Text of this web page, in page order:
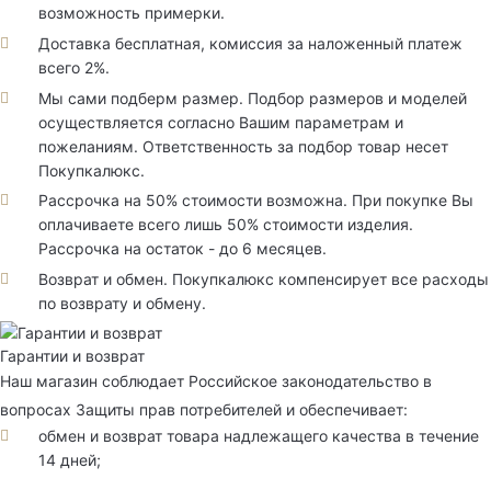
возможность примерки.
Доставка бесплатная, комиссия за наложенный платеж
всего 2%.
Мы сами подберм размер. Подбор размеров и моделей
осуществляется согласно Вашим параметрам и
пожеланиям. Ответственность за подбор товар несет
Покупкалюкс.
Рассрочка на 50% стоимости возможна. При покупке Вы
оплачиваете всего лишь 50% стоимости изделия.
Рассрочка на остаток - до 6 месяцев.
Возврат и обмен. Покупкалюкс компенсирует все расходы
по возврату и обмену.
Гарантии и возврат
Наш магазин соблюдает Российское законодательство в
вопросах Защиты прав потребителей и обеспечивает:
обмен и возврат товара надлежащего качества в течение
14 дней;